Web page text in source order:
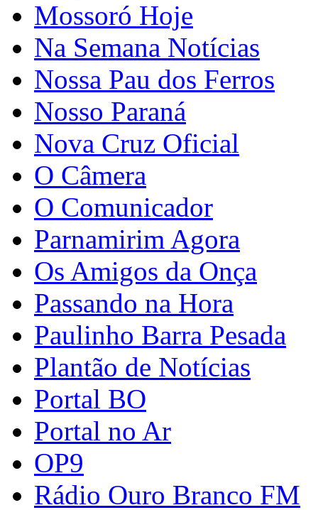
Mossoró Hoje
Na Semana Notícias
Nossa Pau dos Ferros
Nosso Paraná
Nova Cruz Oficial
O Câmera
O Comunicador
Parnamirim Agora
Os Amigos da Onça
Passando na Hora
Paulinho Barra Pesada
Plantão de Notícias
Portal BO
Portal no Ar
OP9
Rádio Ouro Branco FM